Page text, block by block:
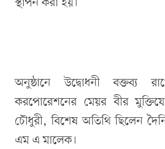
অনুষ্ঠানে উদ্বোধনী বক্তব্য
করপোরেশনের মেয়র বীর
চৌধুরী, বিশেষ অতিথি ছিলেন
এম এ মালেক।